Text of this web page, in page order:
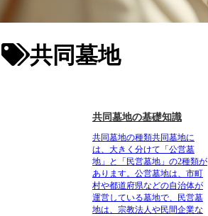
共同墓地
共同墓地の基礎知識
共同墓地の種類共同墓地に
は、大きく分けて「公営墓
地」と「民営墓地」の2種類が
あります。公営墓地は、市町
村や都道府県などの自治体が
運営している墓地で、民営墓
地は、宗教法人や民間企業な